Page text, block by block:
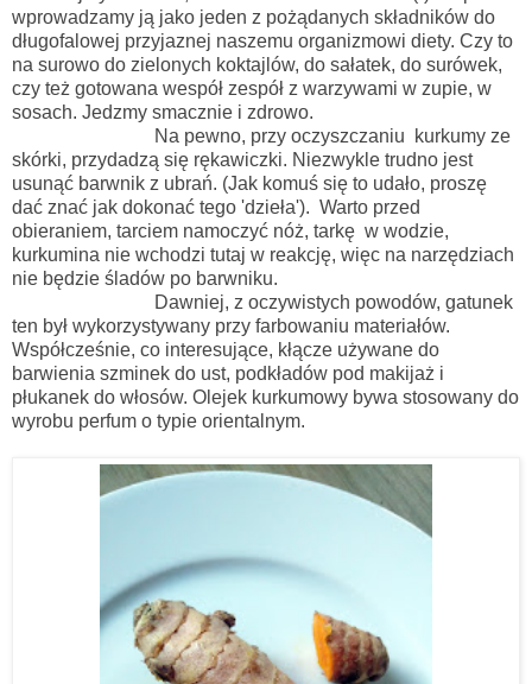
wprowadzamy ją jako jeden z pożądanych składników do
długofalowej przyjaznej naszemu organizmowi diety. Czy to
na surowo do zielonych koktajlów, do sałatek, do surówek,
czy też gotowana wespół zespół z warzywami w zupie, w
sosach. Jedzmy smacznie i zdrowo.
Na pewno, przy oczyszczaniu kurkumy ze
skórki, przydadzą się rękawiczki. Niezwykle trudno jest
usunąć barwnik z ubrań. (Jak komuś się to udało, proszę
dać znać jak dokonać tego 'dzieła'). Warto przed
obieraniem, tarciem namoczyć nóż, tarkę w wodzie,
kurkumina nie wchodzi tutaj w reakcję, więc na narzędziach
nie będzie śladów po barwniku.
Dawniej, z oczywistych powodów, gatunek
ten był wykorzystywany przy farbowaniu materiałów.
Współcześnie, co interesujące, kłącze używane do
barwienia szminek do ust, podkładów pod makijaż i
płukanek do włosów. Olejek kurkumowy bywa stosowany do
wyrobu perfum o typie orientalnym.